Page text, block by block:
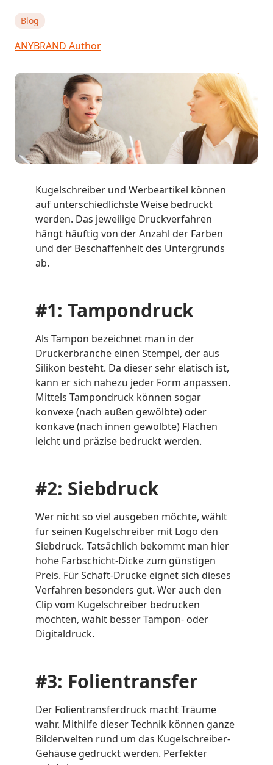
Blog
ANYBRAND Author
Kugelschreiber und Werbeartikel können
auf unterschiedlichste Weise bedruckt
werden. Das jeweilige Druckverfahren
hängt häuftig von der Anzahl der Farben
und der Beschaffenheit des Untergrunds
ab.
#1: Tampondruck
Als Tampon bezeichnet man in der
Druckerbranche einen Stempel, der aus
Silikon besteht. Da dieser sehr elatisch ist,
kann er sich nahezu jeder Form anpassen.
Mittels Tampondruck können sogar
konvexe (nach außen gewölbte) oder
konkave (nach innen gewölbte) Flächen
leicht und präzise bedruckt werden.
#2: Siebdruck
Wer nicht so viel ausgeben möchte, wählt
für seinen Kugelschreiber mit Logo den
Siebdruck. Tatsächlich bekommt man hier
hohe Farbschicht-Dicke zum günstigen
Preis. Für Schaft-Drucke eignet sich dieses
Verfahren besonders gut. Wer auch den
Clip vom Kugelschreiber bedrucken
möchten, wählt besser Tampon- oder
Digitaldruck.
#3: Folientransfer
Der Folientransferdruck macht Träume
wahr. Mithilfe dieser Technik können ganze
Bilderwelten rund um das Kugelschreiber-
Gehäuse gedruckt werden. Perfekter